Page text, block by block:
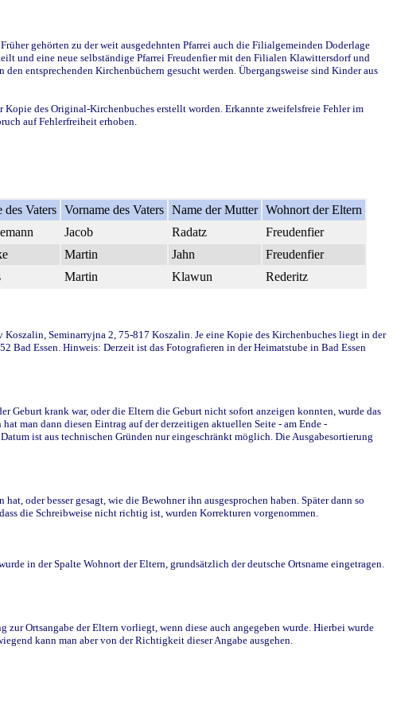
gehörten zu der weit ausgedehnten Pfarrei auch die Filialgemeinden Doderlage
und eine neue selbständige Pfarrei Freudenfier mit den Filialen Klawittersdorf und
entsprechenden Kirchenbüchern gesucht werden. Übergangsweise sind Kinder aus
des Original-Kirchenbuches erstellt worden. Erkannte zweifelsfreie Fehler im
auf Fehlerfreiheit erhoben.
des Vaters Vorname des Vaters Name der Mutter Wohnort der Eltern
Jacob Radatz
Freudenfier
Martin Jahn
Freudenfier
Martin Klawun Rederitz
Seminarryjna 2, 75-817 Koszalin. Je eine Kopie des Kirchenbuches liegt in der
Bad Essen. Hinweis: Derzeit ist das Fotografieren in der Heimatstube in Bad Essen
Geburt krank war, oder die Eltern die Geburt nicht sofort anzeigen konnten, wurde das
man dann diesen Eintrag auf der derzeitigen aktuellen Seite - am Ende -
ist aus technischen Gründen nur eingeschränkt möglich. Die Ausgabesortierung
oder besser gesagt, wie die Bewohner ihn ausgesprochen haben. Später dann so
die Schreibweise nicht richtig ist, wurden Korrekturen vorgenommen.
in der Spalte Wohnort der Eltern, grundsätzlich der deutsche Ortsname eingetragen.
Ortsangabe der Eltern vorliegt, wenn diese auch angegeben wurde. Hierbei wurde
kann man aber von der Richtigkeit dieser Angabe ausgehen.